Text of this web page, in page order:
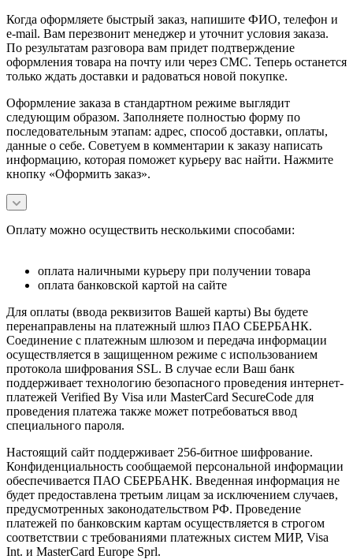
Когда оформляете быстрый заказ, напишите ФИО, телефон и
e-mail. Вам перезвонит менеджер и уточнит условия заказа.
По результатам разговора вам придет подтверждение
оформления товара на почту или через СМС. Теперь останется
только ждать доставки и радоваться новой покупке.
Оформление заказа в стандартном режиме выглядит
следующим образом. Заполняете полностью форму по
последовательным этапам: адрес, способ доставки, оплаты,
данные о себе. Советуем в комментарии к заказу написать
информацию, которая поможет курьеру вас найти. Нажмите
кнопку «Оформить заказ».
Оплату можно осуществить несколькими способами:
оплата наличными курьеру при получении товара
оплата банковской картой на сайте
Для оплаты (ввода реквизитов Вашей карты) Вы будете
перенаправлены на платежный шлюз ПАО СБЕРБАНК.
Соединение с платежным шлюзом и передача информации
осуществляется в защищенном режиме с использованием
протокола шифрования SSL. В случае если Ваш банк
поддерживает технологию безопасного проведения интернет-
платежей Verified By Visa или MasterCard SecureCode для
проведения платежа также может потребоваться ввод
специального пароля.
Настоящий сайт поддерживает 256-битное шифрование.
Конфиденциальность сообщаемой персональной информации
обеспечивается ПАО СБЕРБАНК. Введенная информация не
будет предоставлена третьим лицам за исключением случаев,
предусмотренных законодательством РФ. Проведение
платежей по банковским картам осуществляется в строгом
соответствии с требованиями платежных систем МИР, Visa
Int. и MasterCard Europe Sprl.